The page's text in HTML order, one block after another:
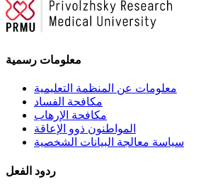
معلومات رسمية
معلومات عن المنظمة التعليمية
مكافحة الفساد
مكافحة الإرهاب
المواطنون ذوو الإعاقة
سياسة معالجة البيانات الشخصية
ردود الفعل